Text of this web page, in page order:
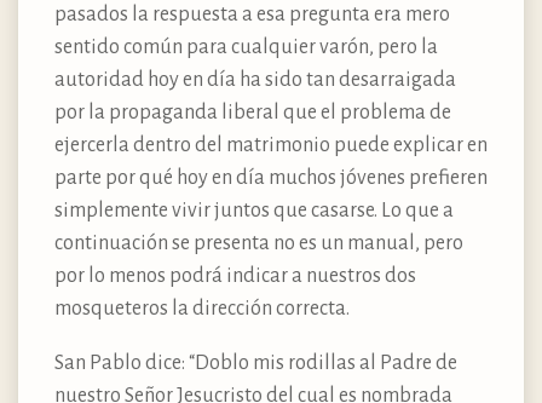
pasados la respuesta a esa pregunta era mero
sentido común para cualquier varón, pero la
autoridad hoy en día ha sido tan desarraigada
por la propaganda liberal que el problema de
ejercerla dentro del matrimonio puede explicar en
parte por qué hoy en día muchos jóvenes prefieren
simplemente vivir juntos que casarse. Lo que a
continuación se presenta no es un manual, pero
por lo menos podrá indicar a nuestros dos
mosqueteros la dirección correcta.
San Pablo dice: “Doblo mis rodillas al Padre de
nuestro Señor Jesucristo del cual es nombrada